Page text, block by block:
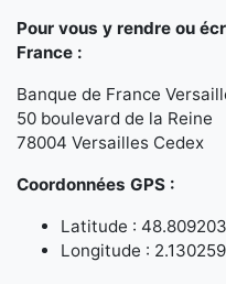
Pour vous y rendre ou
France :
Banque de France
50 boulevard de la Reine
78004 Versailles Cedex
Coordonnées GPS :
Latitude : 48.809203
Longitude : 2.130259